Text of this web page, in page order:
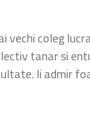
coleg
tanar si
Ii admir